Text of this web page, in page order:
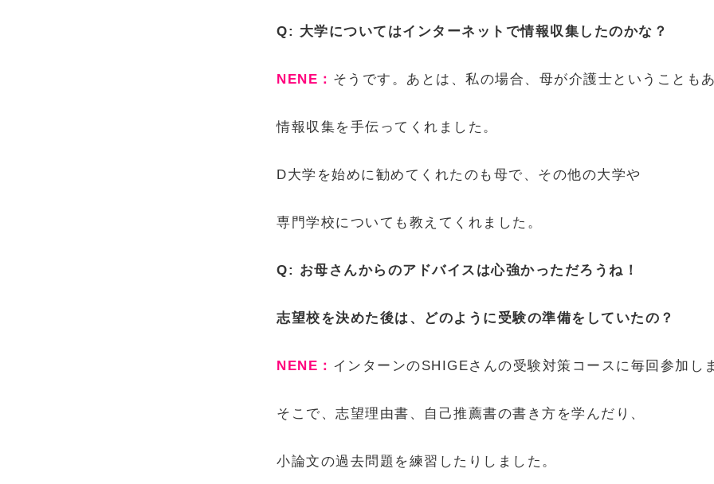
Q: 大学についてはインターネットで情報収集したのかな？
NENE： そうです。あとは、私の場合、母が介護士ということも
情報収集を手伝ってくれました。
D大学を始めに勧めてくれたのも母で、その他の大学や
専門学校についても教えてくれました。
Q: お母さんからのアドバイスは心強かっただろうね！
志望校を決めた後は、どのように受験の準備をしていたの？
NENE： インターンのSHIGEさんの受験対策コースに毎回参加し
そこで、志望理由書、自己推薦書の書き方を学んだり、
小論文の過去問題を練習したりしました。